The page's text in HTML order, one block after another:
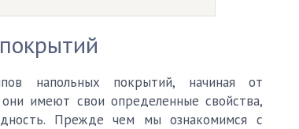
напольных покрытий, начиная от
имеют свои определенные свойства,
Прежде чем мы ознакомимся с